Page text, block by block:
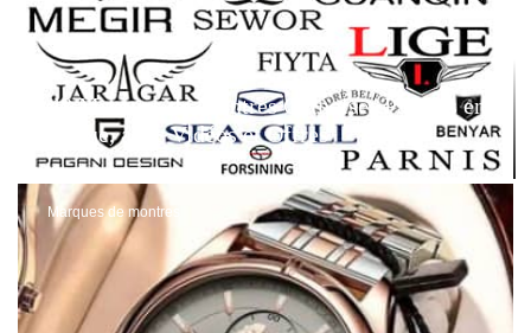
48 Marques de Montres Chinoises Passées en
Revue, avec Vidéos et Offres
Marques de montres